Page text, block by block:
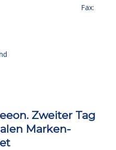
Quelle Fax:
80
Deutschland
Zweiter Tag
Marken-